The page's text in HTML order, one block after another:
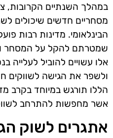
במהלך השנתיים הקרובות,
מסחריים חדשים שיכולים
הבינלאומי. מדינות רבות
שמטרתם להקל על המסחר
אלו עשויים להוביל לעלייה
ולשפר את הגישה
הללו תורגש במיוחד בקרב
אשר מחפשות להתרחב
אתגרים לשוק